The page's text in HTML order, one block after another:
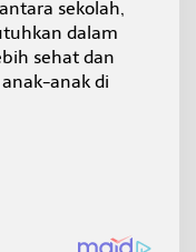
sekolah,
dalam
sehat dan
anak di